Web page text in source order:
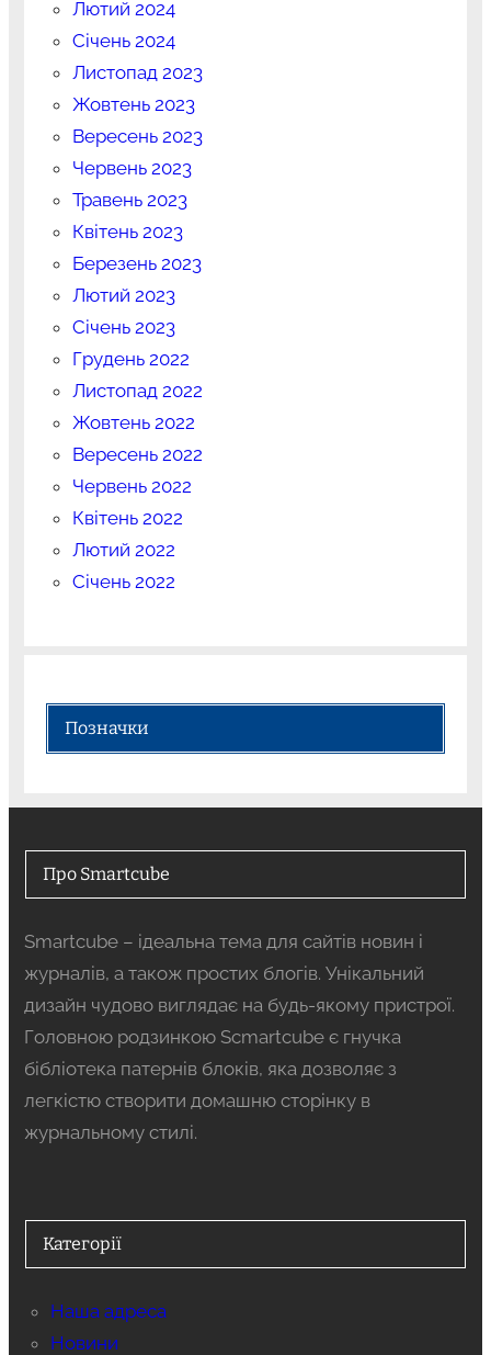
Лютий 2024
Січень 2024
Листопад 2023
Жовтень 2023
Вересень 2023
Червень 2023
Травень 2023
Квітень 2023
Березень 2023
Лютий 2023
Січень 2023
Грудень 2022
Листопад 2022
Жовтень 2022
Вересень 2022
Червень 2022
Квітень 2022
Лютий 2022
Січень 2022
Позначки
Про Smartcube
Smartcube – ідеальна тема для сайтів новин і
журналів, а також простих блогів. Унікальний
дизайн чудово виглядає на будь-якому пристрої.
Головною родзинкою Scmartcube є гнучка
бібліотека патернів блоків, яка дозволяє з
легкістю створити домашню сторінку в
журнальному стилі.
Категорії
Наша адреса
Новини